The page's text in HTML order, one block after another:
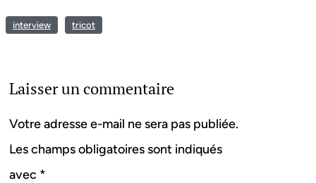
interview tricot
Laisser un commentaire
Votre adresse e-mail ne sera pas publiée.
Les champs obligatoires sont indiqués
avec *